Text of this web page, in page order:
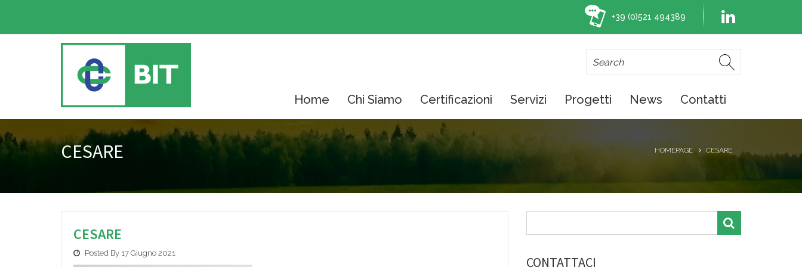
+39 (0)521 494389
Home Chi Siamo Certificazioni Servizi Progetti News Contatti
CESARE HOMEPAGE CESARE
CESARE
Posted By 17 Giugno 2021
CONTATTACI